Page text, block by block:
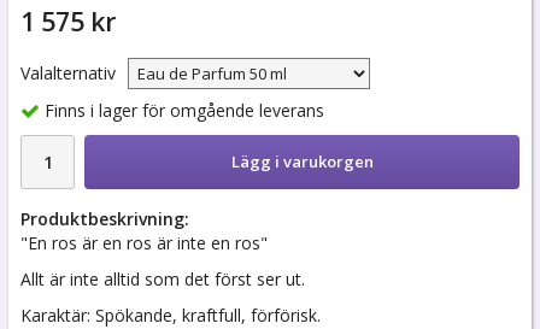
1 575 kr
Valalternativ
Finns i lager för omgående leverans
Lägg i varukorgen
Produktbeskrivning:
"En ros är en ros är inte en ros"
Allt är inte alltid som det först ser ut.
Karaktär: Spökande, kraftfull, förförisk.